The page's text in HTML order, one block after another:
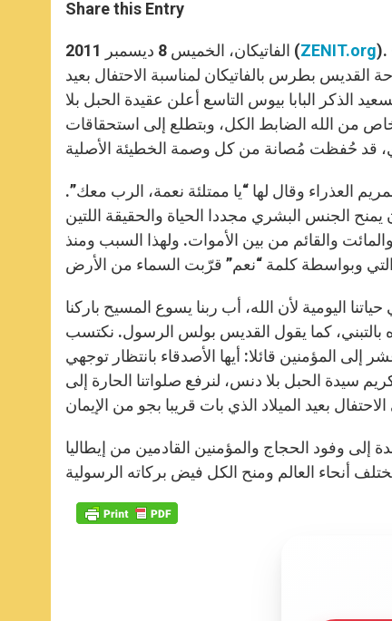
s
p
p
e
g
e
r
b
o
k
r
Share this Entry
الفاتيكان، الخميس 8 ديسمبر 2011 (ZENIT.orgبندكتس السادس عشر ظهر اليوم الخميس
القديس بطرس بالفاتيكان لمناسبة الاحتفال بعيد
الذكر البابا بيوس التاسع أعلن عقيدة الحبل بلا
خاص من الله الضابط الكل، وبتطلع إلى استحقاقات
العذراء وقال لها “يا ممتلئة نعمة، الرب معك”.
الجنس البشري مجددا الحياة والحقيقة اللتين
والقائم من بين الأموات. ولهذا السبب ومنذ
اليومية لأن الله، أب ربنا يسوع المسيح باركنا
بالتبني، كما يقول القديس بولس الرسول. نكتسب
المؤمنين قائلا: أيها الأصدقاء بانتظار توجهي
سيدة الحبل بلا دنس، لنرفع صلواتنا الحارة إلى
إلى وفود الحجاج والمؤمنين القادمين من إيطاليا